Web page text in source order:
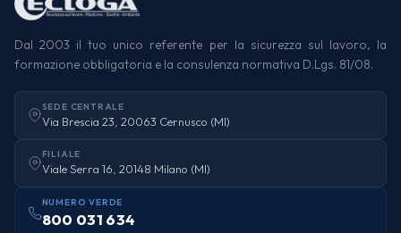
Dal 2003 il tuo unico referente per la sicurezza sul lavoro, la
formazione obbligatoria e la consulenza normativa D.Lgs. 81/08.
SEDE CENTRALE
Via Brescia 23, 20063 Cernusco (MI)
FILIALE
Viale Serra 16, 20148 Milano (MI)
NUMERO VERDE
800 031 634